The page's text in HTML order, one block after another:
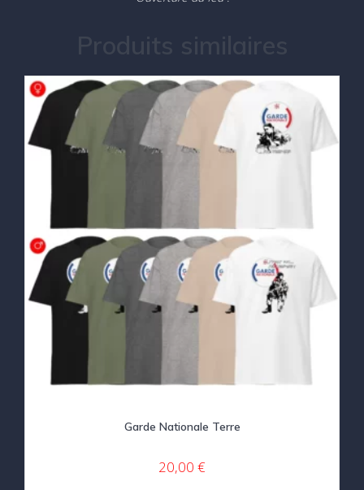
Garde Nationale Terre
20,00 €